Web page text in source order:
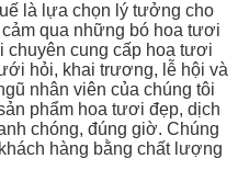
là lựa chọn lý tưởng cho
qua những bó hoa tươi
chuyên cung cấp hoa tươi
hỏi, khai trương, lễ hội và
nhân viên của chúng tôi
phẩm hoa tươi đẹp, dịch
chóng, đúng giờ. Chúng
hàng bằng chất lượng